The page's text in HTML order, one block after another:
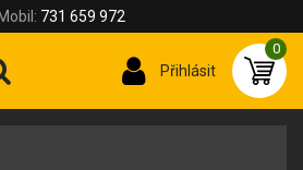
Mobil: 731 659 972
Přihlásit
0